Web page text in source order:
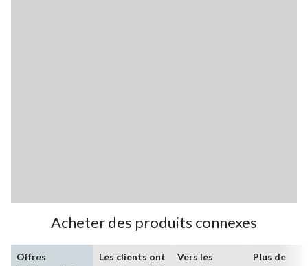
Acheter des produits connexes
Offres
Les clients ont
Vers les
Plus de